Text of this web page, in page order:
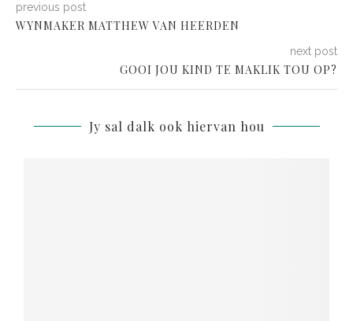
previous post
WYNMAKER MATTHEW VAN HEERDEN
next post
GOOI JOU KIND TE MAKLIK TOU OP?
Jy sal dalk ook hiervan hou